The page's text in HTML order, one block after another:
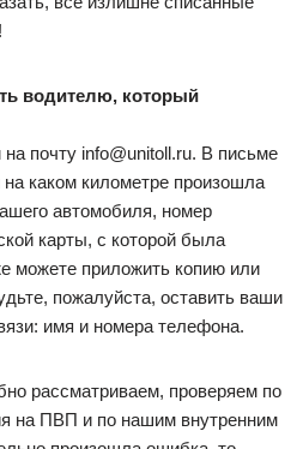
водителю, который
почту info@unitoll.ru. В письме
на каком километре произошла
автомобиля, номер
карты, с которой была
можете приложить копию или
пожалуйста, оставить ваши
имя и номера телефона.
рассматриваем, проверяем по
на ПВП и по нашим внутренним